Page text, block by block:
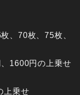
、70枚、75枚、
1600円の上乗せ
上乗せ